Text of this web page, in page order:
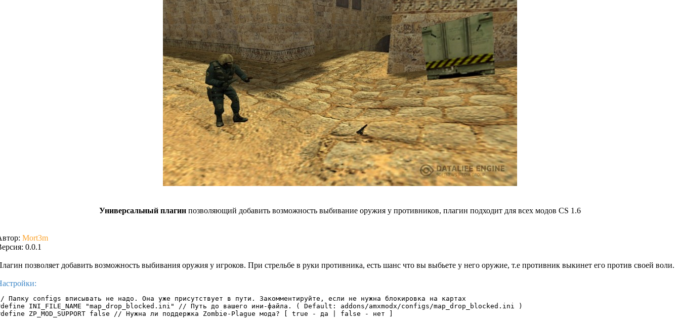
Универсальный плагин позволяющий добавить возможность выбивание оружия у противников, плагин подходит для всех модов CS 1.6
Mort3m
0.0.1
позволяет добавить возможность выбивания оружия у игроков. При стрельбе в руки противника, есть шанс что вы выбьете у него оружие, т.е противник выкинет его против своей воли.
Папку configs вписывать не надо. Она уже присутствует в пути. Закомментируйте, если не нужна блокировка на картах
INI_FILE_NAME "map_drop_blocked.ini" // Путь до вашего ини-файла. ( Default: addons/amxmodx/configs/map_drop_blocked.ini )
ZP_MOD_SUPPORT false // Нужна ли поддержка Zombie-Plague мода? [ true - да | false - нет ]